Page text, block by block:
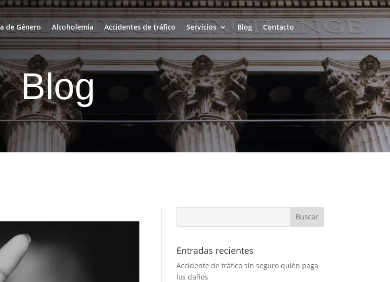
de Género Alcoholemia Accidentes de tráfico Servicios Blog Contacto
Blog
Entradas recientes
Accidente de tráfico sin seguro quién paga
los daños